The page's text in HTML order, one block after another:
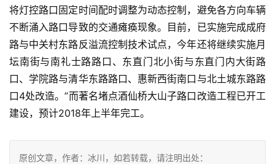
将灯控路口固定时间配时调整为动态控制，避免各方向车辆
不断涌入路口导致的交通瘫痪现象。目前，已实施完成成府
路与中关村东路反溢流控制技术试点，今年还将继续实施月
坛南街与南礼士路路口、东直门北小街与东直门内大街路
口、学院路与清华东路路口、惠新西街南口与北土城东路路
口4处改造。”而著名堵点酒仙桥大山子路口改造工程已开工
建设，预计2018年上半年完工。
原创文章，作者：冰川，如若转载，请注明出处：